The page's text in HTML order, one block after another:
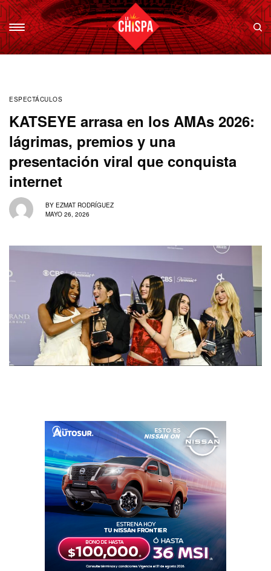
ESPECTÁCULOS
KATSEYE arrasa en los AMAs 2026:
lágrimas, premios y una
presentación viral que conquista
internet
BY EZMAT RODRÍGUEZ
MAYO 26, 2026